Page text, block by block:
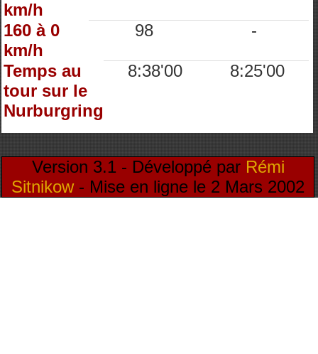
km/h
160 à 0
km/h
98 -
Temps au
tour sur le
Nurburgring
8:38'00 8:25'00
Version 3.1 - Développé par Rémi
Sitnikow- Mise en ligne le 2 Mars 2002